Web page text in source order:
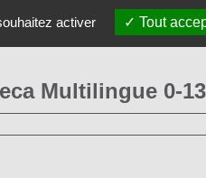
Multilingue 0-
FAMIGLIE e ALFABETI
activer Tout